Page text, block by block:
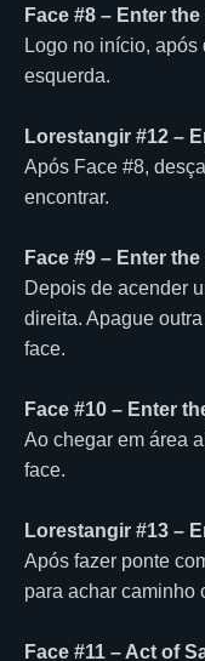
Face #8 – Enter
Logo no início, após
esquerda.
Lorestangir #12 –
Após Face #8,
encontrar.
Face #9 – Enter
Depois de acender
direita. Apague
face.
Face #10 – Enter
Ao chegar em área
face.
Lorestangir #13 –
Após fazer ponte
para achar caminho
Face #11 – Act of